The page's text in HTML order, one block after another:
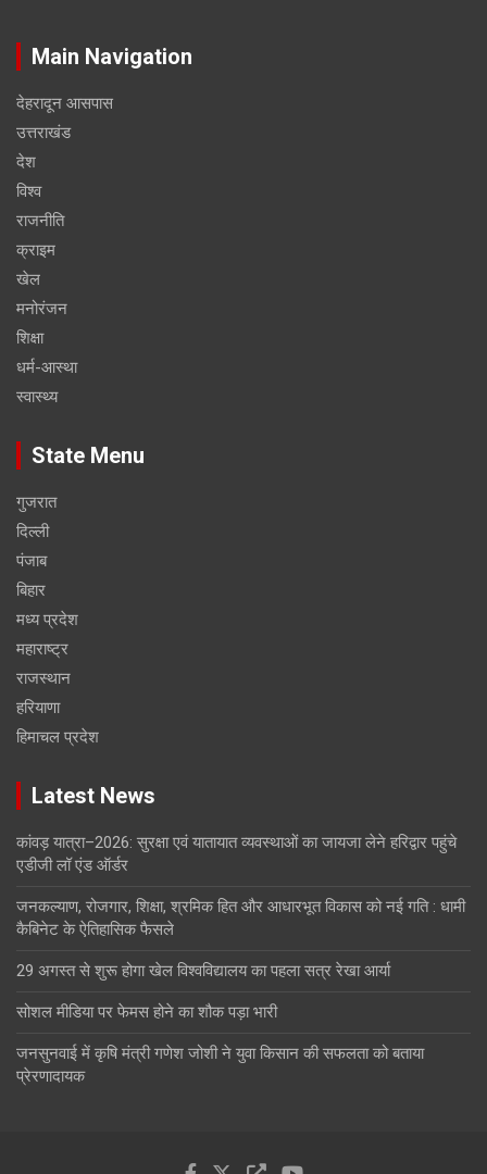
Main Navigation
देहरादून आसपास
उत्तराखंड
देश
विश्व
राजनीति
क्राइम
खेल
मनोरंजन
शिक्षा
धर्म-आस्था
स्वास्थ्य
State Menu
गुजरात
दिल्ली
पंजाब
बिहार
मध्य प्रदेश
महाराष्ट्र
राजस्थान
हरियाणा
हिमाचल प्रदेश
Latest News
कांवड़ यात्रा–2026: सुरक्षा एवं यातायात व्यवस्थाओं का जायजा लेने हरिद्वार पहुंचे
एडीजी लॉ एंड ऑर्डर
जनकल्याण, रोजगार, शिक्षा, श्रमिक हित और आधारभूत विकास को नई गति : धामी
कैबिनेट के ऐतिहासिक फैसले
29 अगस्त से शुरू होगा खेल विश्वविद्यालय का पहला सत्र रेखा आर्या
सोशल मीडिया पर फेमस होने का शौक पड़ा भारी
जनसुनवाई में कृषि मंत्री गणेश जोशी ने युवा किसान की सफलता को बताया
प्रेरणादायक